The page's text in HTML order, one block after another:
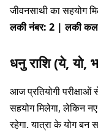
जीवनसाथी का सहयोग
लकी नंबर: 2 | लकी
धनु राशि (ये, यो,
आज प्रतियोगी परीक्षाओं
सहयोग मिलेगा, लेकिन नए
रहेगा. यात्रा के योग